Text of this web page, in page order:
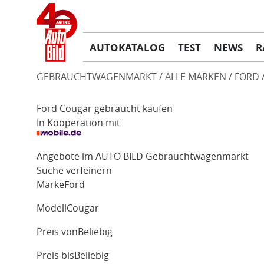
AUTOKATALOG TEST NEWS
GEBRAUCHTWAGENMARKT ALLE MARKEN FORD
Ford Cougar gebraucht kaufen
In Kooperation mit
Angebote im AUTO BILD Gebrauchtwagenmarkt
Suche verfeinern
MarkeFord
Modell Cougar
Preis von Beliebig
Preis bis Beliebig